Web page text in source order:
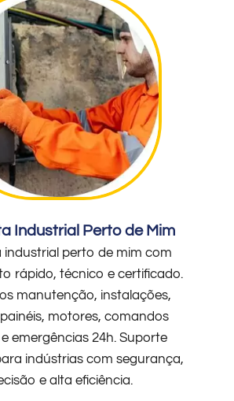
Industrial Perto de Mim
industrial perto de mim com
rápido, técnico e certificado.
manutenção, instalações,
motores, comandos
emergências 24h. Suporte
indústrias com segurança,
e alta eficiência.